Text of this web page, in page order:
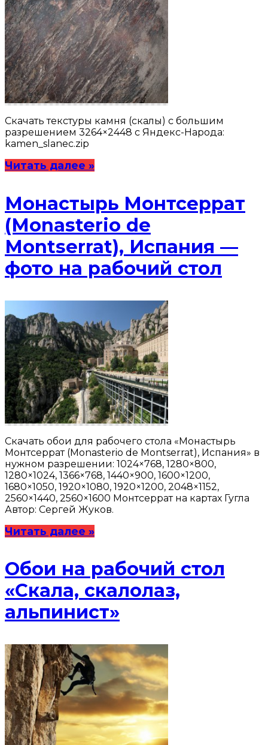
Скачать текстуры камня (скалы) с большим
разрешением 3264×2448 с Яндекс-Народа:
kamen_slanec.zip
Читать далее »
Монастырь Монтсеррат
(Monasterio de
Montserrat), Испания —
фото на рабочий стол
Скачать обои для рабочего стола «Монастырь
Монтсеррат (Monasterio de Montserrat), Испания» в
нужном разрешении: 1024×768, 1280×800,
1280×1024, 1366×768, 1440×900, 1600×1200,
1680×1050, 1920×1080, 1920×1200, 2048×1152,
2560×1440, 2560×1600 Монтсеррат на картах Гугла
Автор: Сергей Жуков.
Читать далее »
Обои на рабочий стол
«Скала, скалолаз,
альпинист»